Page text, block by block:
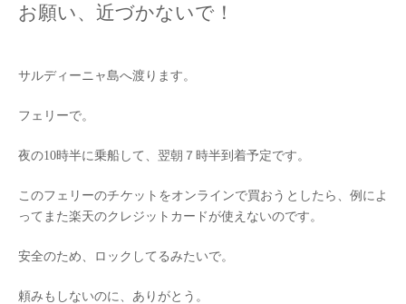
お願い、近づかないで！
サルディーニャ島へ渡ります。
フェリーで。
夜の10時半に乗船して、翌朝７時半到着予定です。
このフェリーのチケットをオンラインで買おうとしたら、例によ
ってまた楽天のクレジットカードが使えないのです。
安全のため、ロックしてるみたいで。
頼みもしないのに、ありがとう。